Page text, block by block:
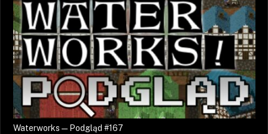
Waterworks — Podgląd #167